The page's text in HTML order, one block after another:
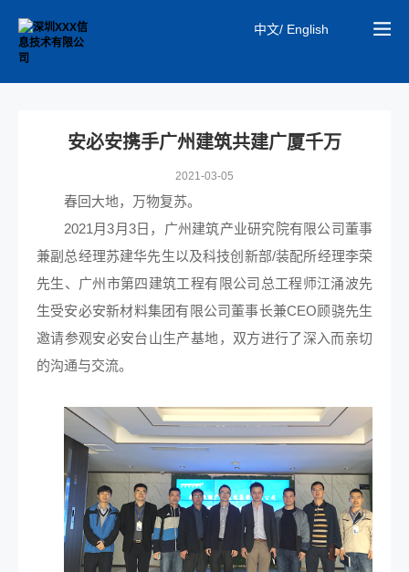
中文/ English
安必安携手广州建筑共建广厦千万
2021-03-05
春回大地，万物复苏。
2021月3月3日，广州建筑产业研究院有限公司董事
兼副总经理苏建华先生以及科技创新部/装配所经理李荣
先生、广州市第四建筑工程有限公司总工程师江涌波先
生受安必安新材料集团有限公司董事长兼CEO顾骁先生
邀请参观安必安台山生产基地，双方进行了深入而亲切
的沟通与交流。